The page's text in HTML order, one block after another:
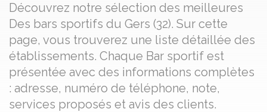
Découvrez notre sélection des meilleures
Des bars sportifs du Gers (32). Sur cette
page, vous trouverez une liste détaillée des
établissements. Chaque Bar sportif est
présentée avec des informations complètes
: adresse, numéro de téléphone, note,
services proposés et avis des clients.